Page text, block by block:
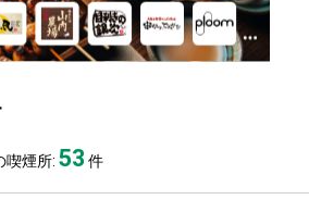
喫煙所: 53 件